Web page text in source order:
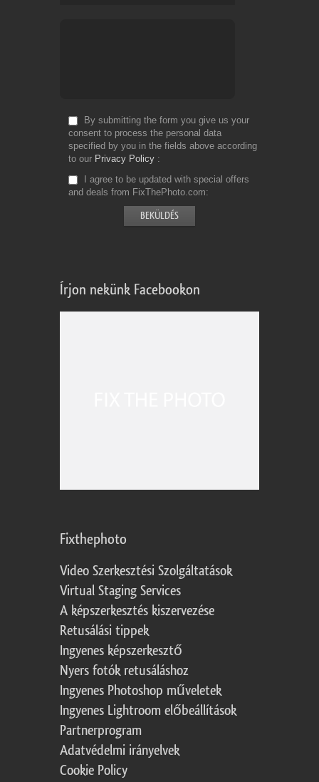
By submitting the form you give us your
consent to process the personal data
specified by you in the fields above according
to our Privacy Policy
I agree to be updated with special offers
and deals from FixThePhoto.com
Írjon nekünk Facebookon
Fixthephoto
Video Szerkesztési Szolgáltatások
Virtual Staging Services
A képszerkesztés kiszervezése
Retusálási tippek
Ingyenes képszerkesztő
Nyers fotók retusáláshoz
Ingyenes Photoshop műveletek
Ingyenes Lightroom előbeállítások
Partnerprogram
Adatvédelmi irányelvek
Cookie Policy